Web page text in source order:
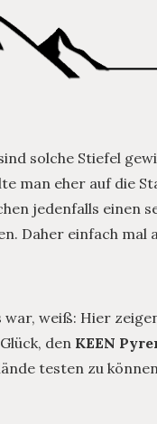
solche Stiefel
man eher auf die
jedenfalls einen
Daher einfach mal
weiß: Hier
den KEEN
testen zu